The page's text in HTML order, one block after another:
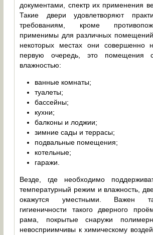
документами, спектр их применения
Такие двери удовлетворяют
требованиям, кроме
применимы для различных
некоторых местах они совершенно
первую очередь, это помещения
влажностью:
ванные комнаты;
туалеты;
бассейны;
кухни;
балконы и лоджии;
зимние сады и террасы;
подвальные помещения;
котельные;
гаражи.
Везде, где необходимо
температурный режим и влажность,
окажутся уместными. Важен
гигиеничности такого дверного
рама, покрытые снаружи
невосприимчивы к химическому